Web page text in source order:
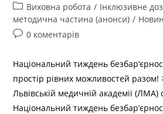
Виховна робота / Інклюзивне
методична частина (анонси) /
0 коментарів
Національний тиждень
простір рівних можливостей разом!
Львівській медичній академії (ЛМА)
Національний тиждень